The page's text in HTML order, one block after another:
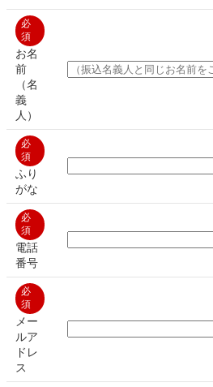
必
須
お名
前
（名
義
人）
必
須
ふり
がな
必
須
電話
番号
必
須
メー
ルア
ドレ
ス